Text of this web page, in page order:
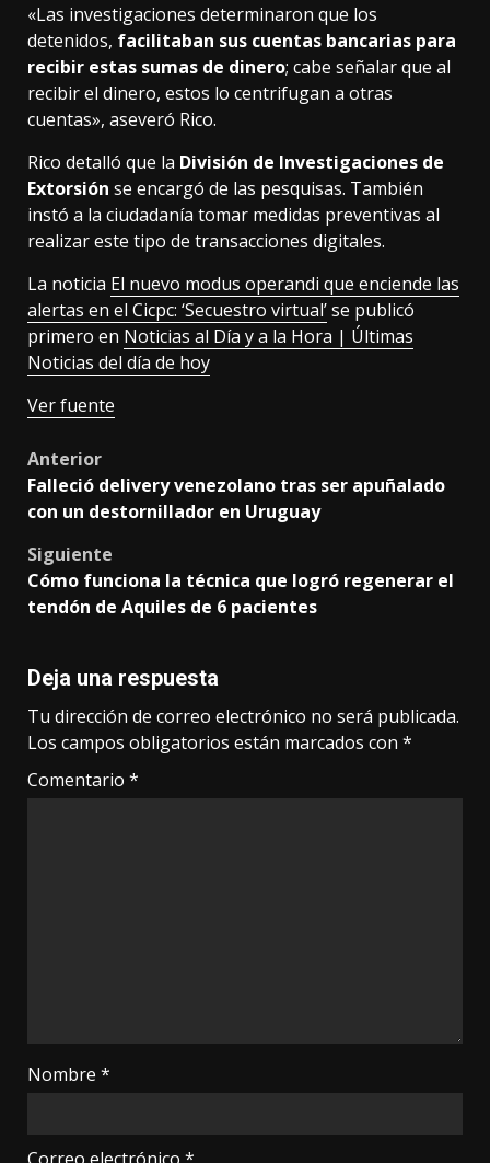
«Las investigaciones determinaron que los
detenidos, facilitaban sus cuentas bancarias para
recibir estas sumas de dinero; cabe señalar que al
recibir el dinero, estos lo centrifugan a otras
cuentas», aseveró Rico.
Rico detalló que la División de Investigaciones de
Extorsión se encargó de las pesquisas. También
instó a la ciudadanía tomar medidas preventivas al
realizar este tipo de transacciones digitales.
La noticia El nuevo modus operandi que enciende las
alertas en el Cicpc: ‘Secuestro virtual’se publicó
primero en Noticias al Día y a la Hora | Últimas
Noticias del día de hoy
Ver fuente
Post
navigation
Anterior
Falleció delivery venezolano tras ser apuñalado
con un destornillador en Uruguay
Siguiente
Cómo funciona la técnica que logró regenerar el
tendón de Aquiles de 6 pacientes
Deja una respuesta
Tu dirección de correo electrónico no será publicada.
Los campos obligatorios están marcados con *
Comentario *
Nombre *
Correo electrónico *